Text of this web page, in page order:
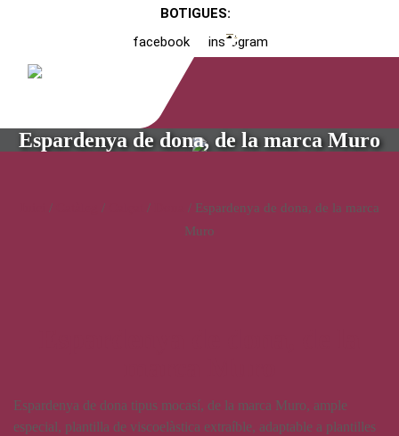
BOTIGUES:
facebook
instagram
Espardenya de dona, de la marca Muro
/ / /
/ Espardenya de dona, de la marca
Muro
Espardenya de dona tipus mocasí, de la marca Muro, ample
especial, plantilla de viscoelàstica extraíble, adaptable a plantilles